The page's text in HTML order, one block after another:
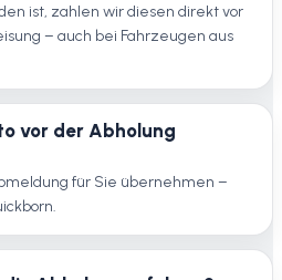
ist, zahlen wir diesen direkt vor
– auch bei Fahrzeugen aus
vor der Abholung
für Sie übernehmen –